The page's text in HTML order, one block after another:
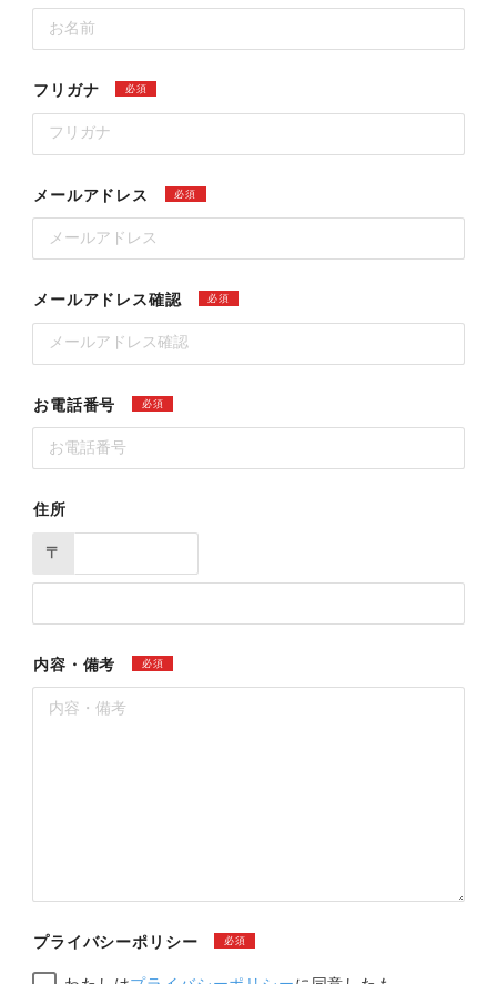
フリガナ 必須
メールアドレス 必須
メールアドレス確認 必須
お電話番号 必須
住所
〒
内容・備考 必須
プライバシーポリシー 必須